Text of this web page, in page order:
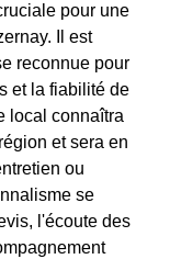
pour une
Il est
reconnue pour
et la fiabilité de
local connaîtra
et sera en
ou
se
l'écoute des